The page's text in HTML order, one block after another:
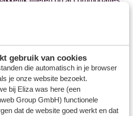
gebruik van cookies
die automatisch in je browser
je onze website bezoekt.
bij Eliza was here (een
Group GmbH) functionele
dat de website goed werkt en dat
zijn.
onderwerp
in gipsverband?
krijgen op de luchthaven?